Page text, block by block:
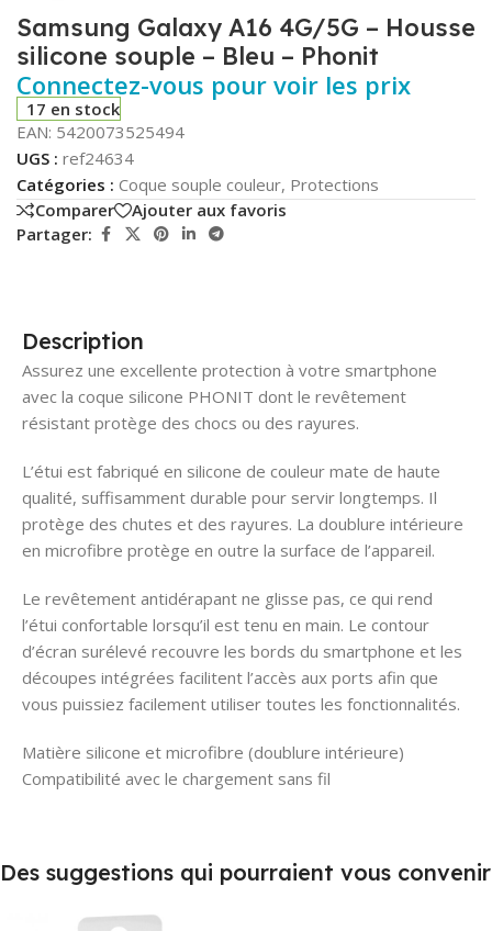
Samsung Galaxy A16 4G/5G – Housse
silicone souple – Bleu – Phonit
Connectez-vous pour voir les prix
17 en stock
EAN: 5420073525494
UGS : ref24634
Catégories : Coque souple couleur, Protections
Comparer
Ajouter aux favoris
Partager:
Description
Assurez une excellente protection à votre smartphone
avec la coque silicone PHONIT dont le revêtement
résistant protège des chocs ou des rayures.
L’étui est fabriqué en silicone de couleur mate de haute
qualité, suffisamment durable pour servir longtemps. Il
protège des chutes et des rayures. La doublure intérieure
en microfibre protège en outre la surface de l’appareil.
Le revêtement antidérapant ne glisse pas, ce qui rend
l’étui confortable lorsqu’il est tenu en main. Le contour
d’écran surélevé recouvre les bords du smartphone et les
découpes intégrées facilitent l’accès aux ports afin que
vous puissiez facilement utiliser toutes les fonctionnalités.
Matière silicone et microfibre (doublure intérieure)
Compatibilité avec le chargement sans fil
Des suggestions qui pourraient vous convenir